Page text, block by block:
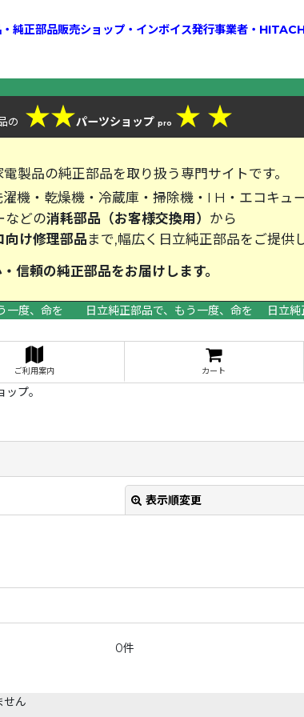
純正部品販売ショップ・インボイス発行事業者・
の ★★パーツショップ pro ★ ★
電製品の純正部品を取り扱う専門サイトです。
機・乾燥機・冷蔵庫・掃除機・I H・エコキュ
などの消耗部品（お客様交換用） から
向け修理部品 まで,幅広く日立純正部品をご提供
安心・信頼の純正部品をお届
一度、命を 日立純正部品で、もう一度、命を 日立純
ご利用案内 カート
プ。
表示順変更
0件
せん